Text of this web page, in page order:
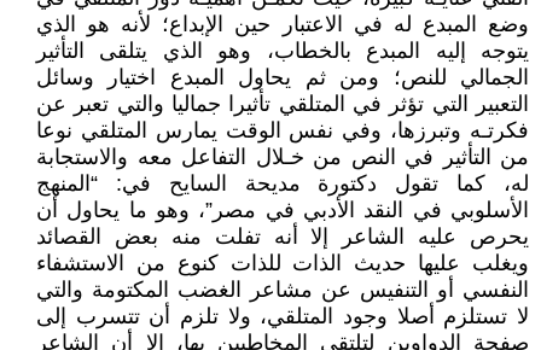
وضع المبدع له في الاعتبار حين الإبداع؛ لأنه هو الذي
يتوجه إليه المبدع بالخطاب، وهو الذي يتلقى التأثير
الجمالي للنص؛ ومن ثم يحاول المبدع اختيار وسائل
التعبير التي تؤثر في المتلقي تأثيرا جماليا والتي تعبر عن
فكرتـه وتبرزها، وفي نفس الوقت يمارس المتلقي نوعا
من التأثير في النص من خـلال التفاعل معه والاستجابة
له، كما تقول دكتورة مديحة السايح في: “المنهج
الأسلوبي في النقد الأدبي في مصر”، وهو ما يحاول أن
يحرص عليه الشاعر إلا أنه تفلت منه بعض القصائد
ويغلب عليها حديث الذات للذات كنوع من الاستشفاء
النفسي أو التنفيس عن مشاعر الغضب المكتومة والتي
لا تستلزم أصلا وجود المتلقي، ولا تلزم أن تتسرب إلى
صفحة الدواوين لتلتقي المخاطبين بها، إلا أن الشاعر